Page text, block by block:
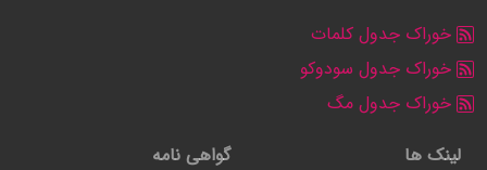
خوراک جدول کلمات
خوراک جدول سودوکو
خوراک جدول مگ
لینک ها
گواهی نامه